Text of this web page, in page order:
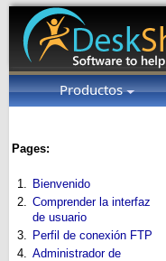
Productos
Pages:
1. Bienvenido
2. Comprender la interfaz
de usuario
3. Perfil de conexión FTP
4. Administrador de